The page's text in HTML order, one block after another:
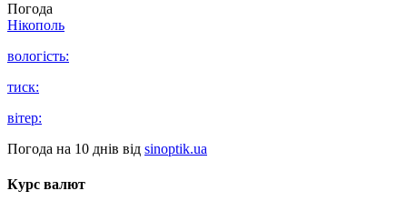
Погода
Нікополь
вологість:
тиск:
вітер:
Погода на 10 днів від sinoptik.ua
Курс валют